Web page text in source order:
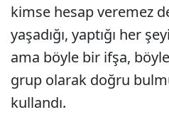
kimse hesap veremez
yaşadığı, yaptığı her
ama böyle bir ifşa, böyle
grup olarak doğru
kullandı.